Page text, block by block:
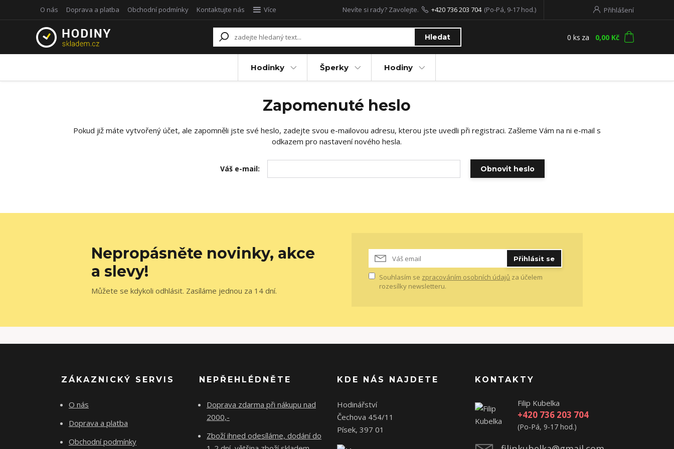
O nás Doprava a platba Obchodní podmínky Kontaktujte nás Více Přihlášení
Hledat
Nevíte si rady? Zavolejte. +420 736 203 704 (Po-Pá, 9-17 hod.)
0 ks za 0,00 Kč
Hodinky Šperky Hodiny
Zapomenuté heslo
Pokud již máte vytvořený účet, ale zapomněli jste své heslo, zadejte svou e-mailovou adresu, kterou jste uvedli při registraci. Zašleme Vám na ni e-mail s
odkazem pro nastavení nového hesla.
Váš e-mail: Obnovit heslo
Nepropásněte novinky, akce
a slevy!
Můžete se kdykoli odhlásit. Zasíláme jednou za 14 dní.
Přihlásit se
Souhlasím se zpracováním osobních údajů za účelem
rozesílky newsletteru.
ZÁKAZNICKÝ SERVIS
O nás
Doprava a platba
Obchodní podmínky
NEPŘEHLÉDNĚTE
Doprava zdarma při nákupu nad
2000,-
Zboží ihned odesíláme, dodání do
KDE NÁS NAJDETE
Hodinářství
Čechova 454/11
Písek, 397 01
KONTAKTY
Filip Kubelka
+420 736 203 704
(Po-Pá, 9-17 hod.)